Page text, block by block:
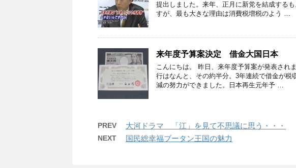
提出しました。来年、正月に新党を結成する
すが、最も大きな理由は消費税増税のよう …
来年度予算案決定 借金大国日本
こんにちは。 昨日、来年度予算案が発表され
行はなんと、その約半分。3年連続で借金が税
減の努力ができました。日本再生元年予 …
PREV 大河ドラマ 「江」を見て不思議に思う・・・
NEXT 国民総幸福ブータン王国の魅力